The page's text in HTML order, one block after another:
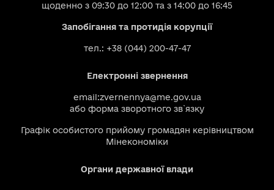
щоденно з 09:30 до 12:00 та з 14:00 до 16:45
Запобігання та протидія корупції
тел.: +38 (044) 200-47-47
Електронні звернення
email:zvernennya@me.gov.ua
або форма зворотного зв`язку
Графік особистого прийому громадян керівництвом
Мінекономіки
Органи державної влади